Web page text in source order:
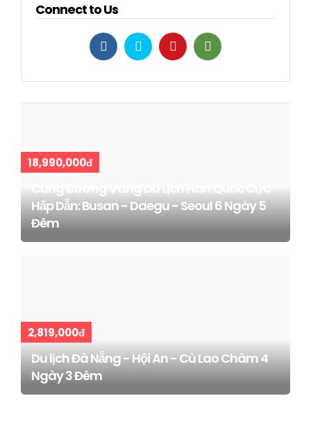
Connect to Us
18,990,000đ
Cung Đường Vàng Du Lịch Hàn Quốc Cực
Hấp Dẫn: Busan - Daegu - Seoul 6 Ngày 5
Đêm
2,819,000đ
Du lịch Đà Nẵng - Hội An - Cù Lao Chàm 4
Ngày 3 Đêm